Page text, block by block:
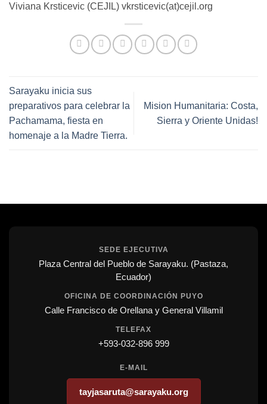
Viviana Krsticevic (CEJIL) vkrsticevic(at)cejil.org
Sarayaku inicia sus
preparativos para celebrar la
Pachamama, fiesta en
homenaje a la Madre Tierra.
Mision Humanitaria: Costa,
Sierra y Oriente Unidas!
SEDE EJECUTIVA
Plaza Central del Pueblo de Sarayaku. (Pastaza,
Ecuador)
OFICINA DE COORDINACIÓN PUYO
Calle Francisco de Orellana y General Villamil
TELEFAX
+593-032-896 999
E-MAIL
tayjasaruta@sarayaku.org